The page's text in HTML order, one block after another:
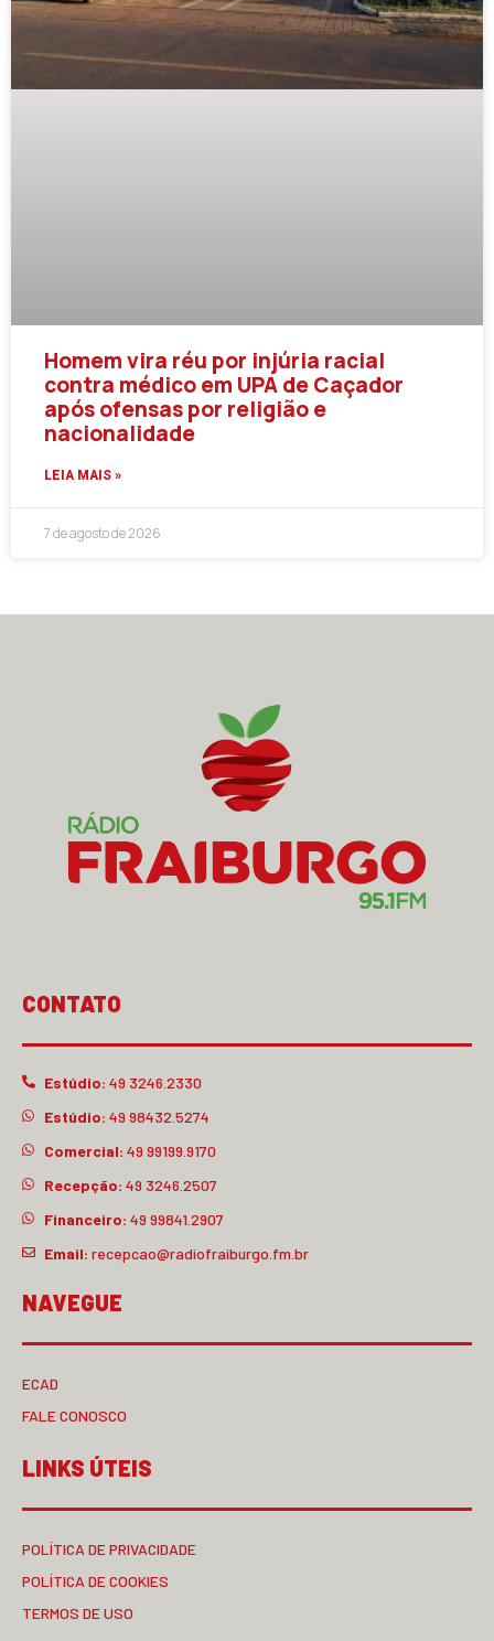
Homem vira réu por injúria racial
contra médico em UPA de Caçador
após ofensas por religião e
nacionalidade
LEIA MAIS »
7 de agosto de 2026
CONTATO
Estúdio: 49 3246.2330
Estúdio: 49 98432.5274
Comercial: 49 99199.9170
Recepção: 49 3246.2507
Financeiro: 49 99841.2907
Email: recepcao@radiofraiburgo.fm.br
NAVEGUE
ECAD
FALE CONOSCO
LINKS ÚTEIS
POLÍTICA DE PRIVACIDADE
POLÍTICA DE COOKIES
TERMOS DE USO